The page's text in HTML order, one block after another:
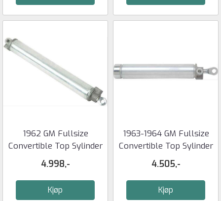
1962 GM Fullsize
Convertible Top Sylinder
- OER
4.998,-
Kjøp
1963-1964 GM Fullsize
Convertible Top Sylinder
- ...
4.505,-
Kjøp